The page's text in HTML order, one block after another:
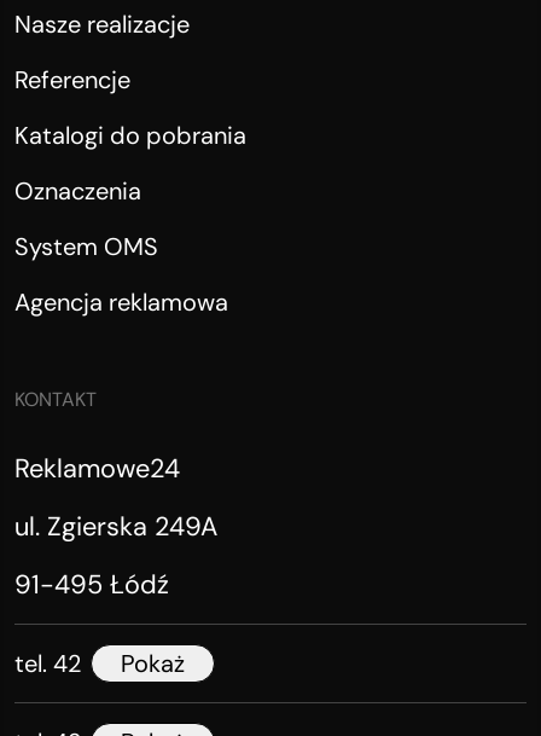
Nasze realizacje
Referencje
Katalogi do pobrania
Oznaczenia
System OMS
Agencja reklamowa
KONTAKT
Reklamowe24
ul. Zgierska 249A
91-495 Łódź
tel. 42 Pokaż